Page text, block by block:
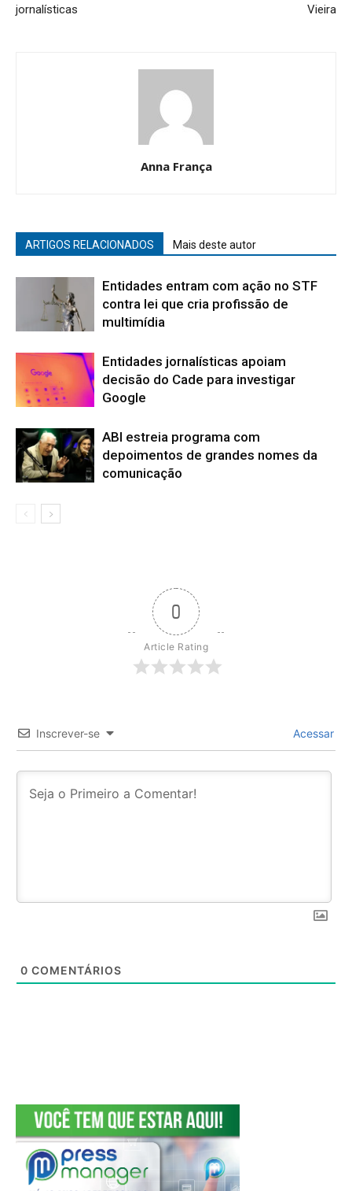
jornalísticas Vieira
Anna França
ARTIGOS RELACIONADOS Mais deste autor
Entidades entram com ação no STF
contra lei que cria profissão de
multimídia
Entidades jornalísticas apoiam
decisão do Cade para investigar
Google
ABI estreia programa com
depoimentos de grandes nomes da
comunicação
0
Article Rating
Inscrever-se Acessar
0 COMENTÁRIOS